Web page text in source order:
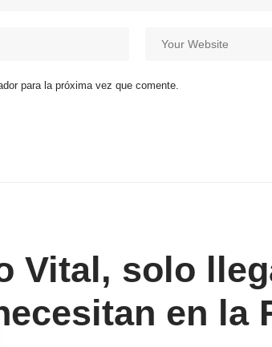
para la próxima vez que comente.
Vital, solo
en la